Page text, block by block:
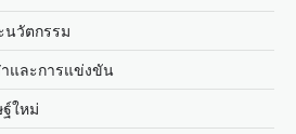
วัตกรรม
และการแข่งขัน
ใหม่